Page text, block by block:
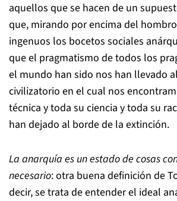
aquellos que se hacen de un
que, mirando por encima del
ingenuos los bocetos sociales
que el pragmatismo de todos los
el mundo han sido nos han llevado
civilizatorio en el cual nos
técnica y toda su ciencia y toda su
han dejado al borde de la extinción.
La anarquía es un estado de cosas
necesario: otra buena definición de
decir, se trata de entender el ideal